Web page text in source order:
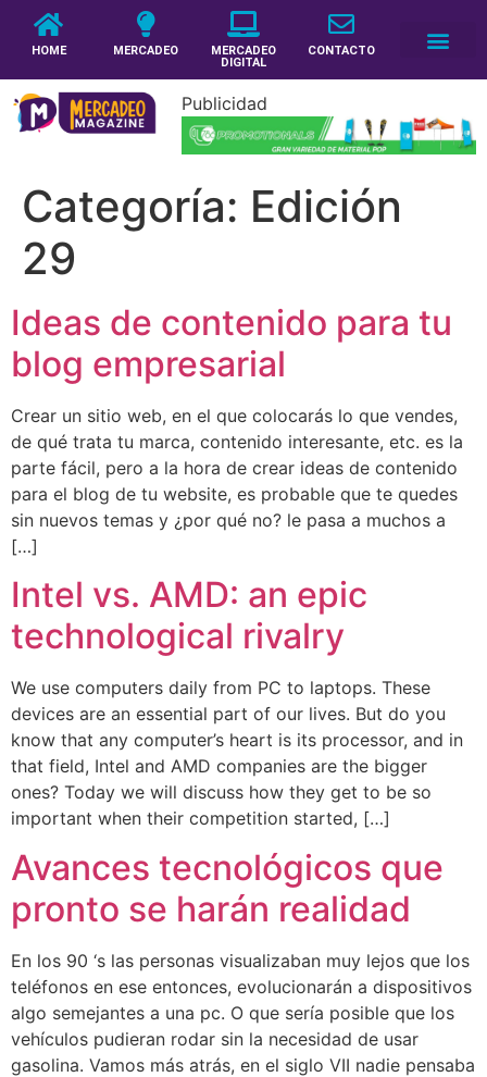
HOME MERCADEO
MERCADEO
DIGITAL
CONTACTO
Publicidad
Categoría: Edición
29
Ideas de contenido para tu
blog empresarial
Crear un sitio web, en el que colocarás lo que vendes,
de qué trata tu marca, contenido interesante, etc. es la
parte fácil, pero a la hora de crear ideas de contenido
para el blog de tu website, es probable que te quedes
sin nuevos temas y ¿por qué no? le pasa a muchos a
[…]
Intel vs. AMD: an epic
technological rivalry
We use computers daily from PC to laptops. These
devices are an essential part of our lives. But do you
know that any computer’s heart is its processor, and in
that field, Intel and AMD companies are the bigger
ones? Today we will discuss how they get to be so
important when their competition started, […]
Avances tecnológicos que
pronto se harán realidad
En los 90 ‘s las personas visualizaban muy lejos que los
teléfonos en ese entonces, evolucionarán a dispositivos
algo semejantes a una pc. O que sería posible que los
vehículos pudieran rodar sin la necesidad de usar
gasolina. Vamos más atrás, en el siglo VII nadie pensaba